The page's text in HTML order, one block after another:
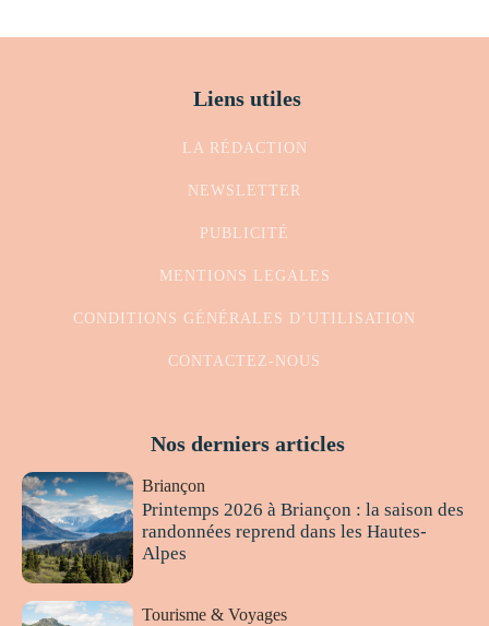
Liens utiles
LA RÉDACTION
NEWSLETTER
PUBLICITÉ
MENTIONS LEGALES
CONDITIONS GÉNÉRALES D’UTILISATION
CONTACTEZ-NOUS
Nos derniers articles
Briançon
Printemps 2026 à Briançon : la saison des
randonnées reprend dans les Hautes-
Alpes
Tourisme & Voyages